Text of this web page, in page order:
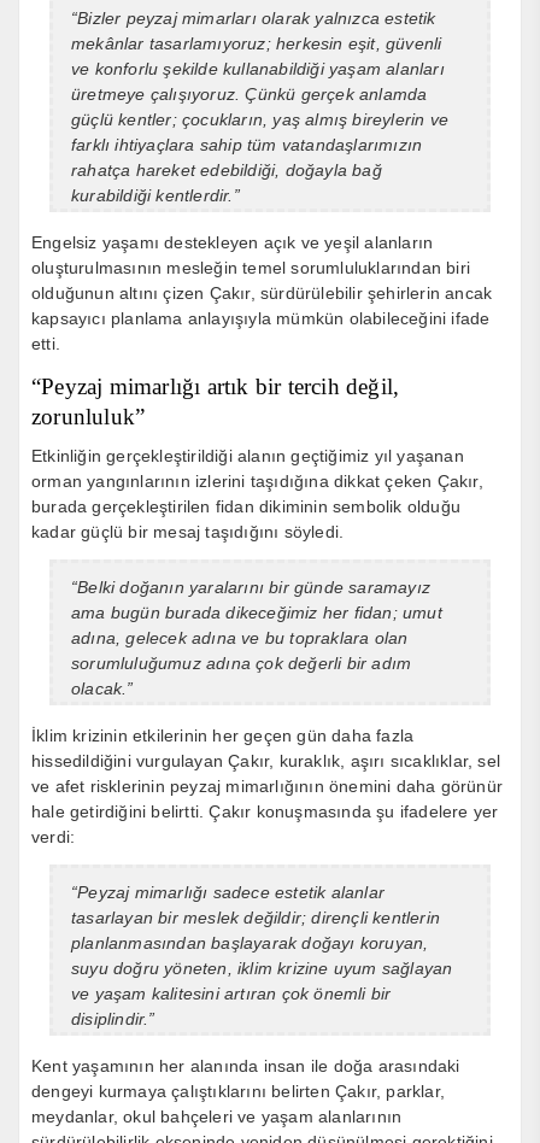
“Bizler peyzaj mimarları olarak yalnızca estetik
mekânlar tasarlamıyoruz; herkesin eşit, güvenli
ve konforlu şekilde kullanabildiği yaşam alanları
üretmeye çalışıyoruz. Çünkü gerçek anlamda
güçlü kentler; çocukların, yaş almış bireylerin ve
farklı ihtiyaçlara sahip tüm vatandaşlarımızın
rahatça hareket edebildiği, doğayla bağ
kurabildiği kentlerdir.”
Engelsiz yaşamı destekleyen açık ve yeşil alanların
oluşturulmasının mesleğin temel sorumluluklarından biri
olduğunun altını çizen Çakır, sürdürülebilir şehirlerin ancak
kapsayıcı planlama anlayışıyla mümkün olabileceğini ifade
etti.
“Peyzaj mimarlığı artık bir tercih değil,
zorunluluk”
Etkinliğin gerçekleştirildiği alanın geçtiğimiz yıl yaşanan
orman yangınlarının izlerini taşıdığına dikkat çeken Çakır,
burada gerçekleştirilen fidan dikiminin sembolik olduğu
kadar güçlü bir mesaj taşıdığını söyledi.
“Belki doğanın yaralarını bir günde saramayız
ama bugün burada dikeceğimiz her fidan; umut
adına, gelecek adına ve bu topraklara olan
sorumluluğumuz adına çok değerli bir adım
olacak.”
İklim krizinin etkilerinin her geçen gün daha fazla
hissedildiğini vurgulayan Çakır, kuraklık, aşırı sıcaklıklar, sel
ve afet risklerinin peyzaj mimarlığının önemini daha görünür
hale getirdiğini belirtti. Çakır konuşmasında şu ifadelere yer
verdi:
“Peyzaj mimarlığı sadece estetik alanlar
tasarlayan bir meslek değildir; dirençli kentlerin
planlanmasından başlayarak doğayı koruyan,
suyu doğru yöneten, iklim krizine uyum sağlayan
ve yaşam kalitesini artıran çok önemli bir
disiplindir.”
Kent yaşamının her alanında insan ile doğa arasındaki
dengeyi kurmaya çalıştıklarını belirten Çakır, parklar,
meydanlar, okul bahçeleri ve yaşam alanlarının